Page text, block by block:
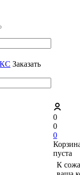
Заказать
0
0
0
пуста
К